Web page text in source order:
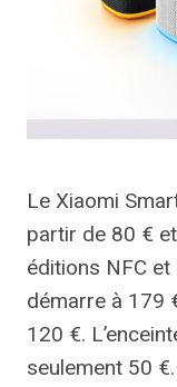
Le Xiaomi
partir de 80 €
éditions NFC et
démarre à 179
120 €.
seulement 50 €.